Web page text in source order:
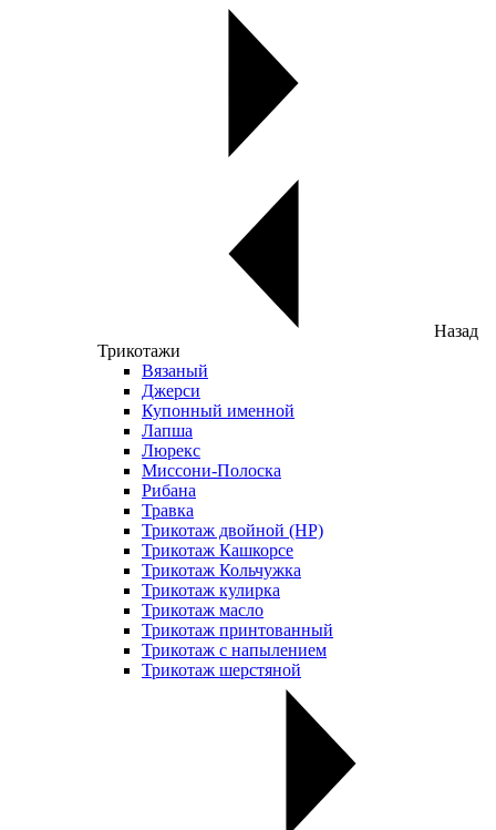
Назад
Трикотажи
Вязаный
Джерси
Купонный именной
Лапша
Люрекс
Миссони-Полоска
Рибана
Травка
Трикотаж двойной (НР)
Трикотаж Кашкорсе
Трикотаж Кольчужка
Трикотаж кулирка
Трикотаж масло
Трикотаж принтованный
Трикотаж с напылением
Трикотаж шерстяной